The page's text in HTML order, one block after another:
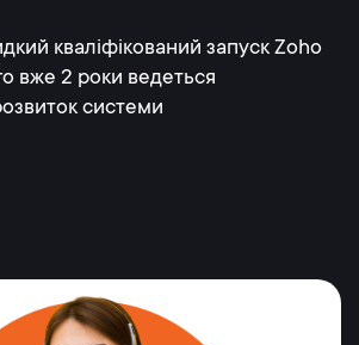
кваліфікований запуск Zoho
вже 2 роки ведеться
системи